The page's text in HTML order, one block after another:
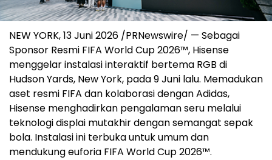
NEW YORK, 13 Juni 2026 /PRNewswire/ — Sebagai
Sponsor Resmi FIFA World Cup 2026™, Hisense
menggelar instalasi interaktif bertema RGB di
Hudson Yards, New York, pada 9 Juni lalu. Memadukan
aset resmi FIFA dan kolaborasi dengan Adidas,
Hisense menghadirkan pengalaman seru melalui
teknologi displai mutakhir dengan semangat sepak
bola. Instalasi ini terbuka untuk umum dan
mendukung euforia FIFA World Cup 2026™.